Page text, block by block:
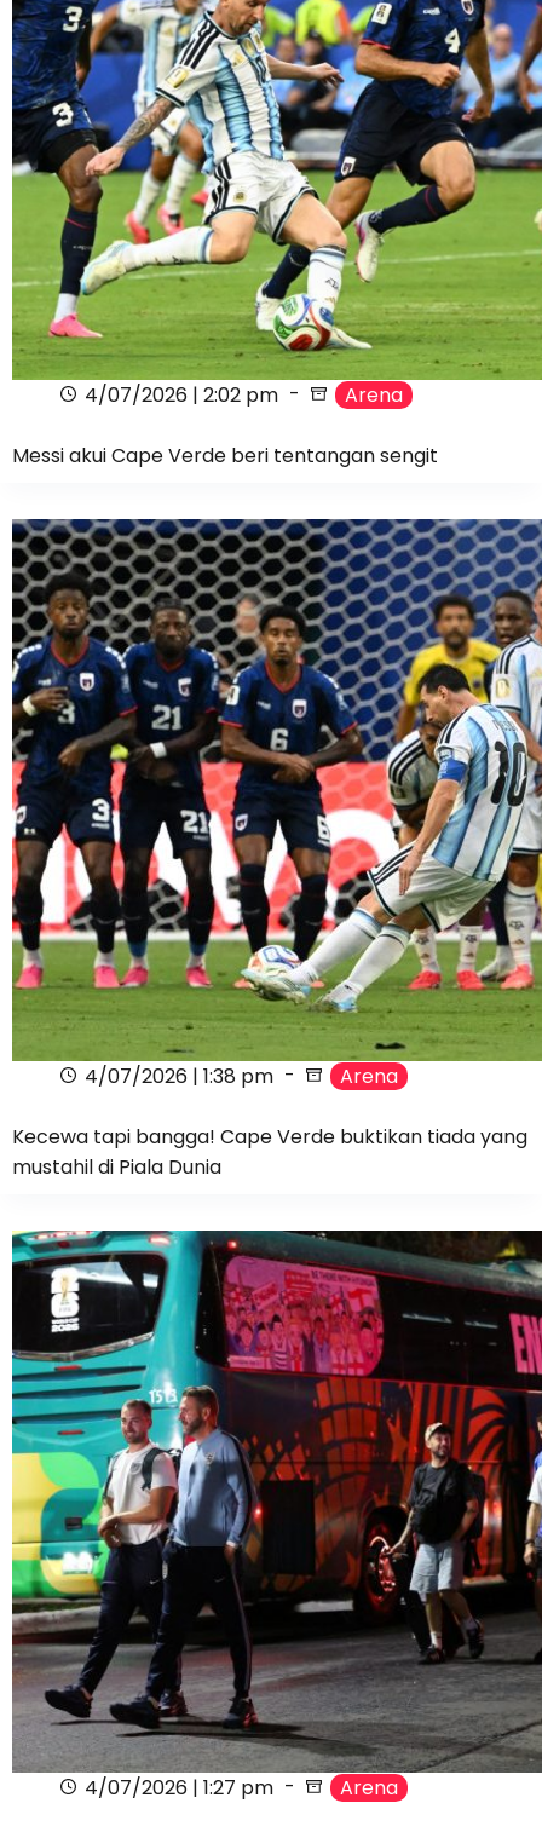
4/07/2026 | 2:02 pm Arena
Messi akui Cape Verde beri tentangan sengit
4/07/2026 | 1:38 pm Arena
Kecewa tapi bangga! Cape Verde buktikan tiada yang
mustahil di Piala Dunia
4/07/2026 | 1:27 pm Arena